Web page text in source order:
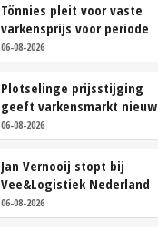
Tönnies pleit voor vaste
varkensprijs voor periode
van zes maanden
06-08-2026
Plotselinge prijsstijging
geeft varkensmarkt nieuw
perspectief
06-08-2026
Jan Vernooij stopt bij
Vee&Logistiek Nederland
06-08-2026